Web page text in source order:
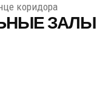
коридора
ЗАЛЫ